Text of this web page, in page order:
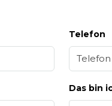
Telefon
Das bin